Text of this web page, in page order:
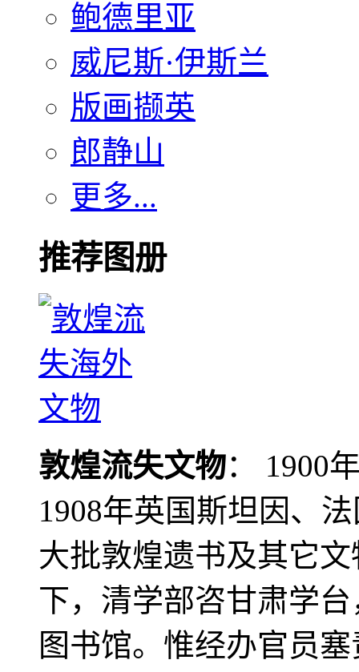
鲍德里亚
威尼斯·伊斯兰
版画撷英
郎静山
更多...
推荐图册
敦煌流失文物： 1900
1908年英国斯坦因、
大批敦煌遗书及其它
下，清学部咨甘肃学
图书馆。惟经办官员